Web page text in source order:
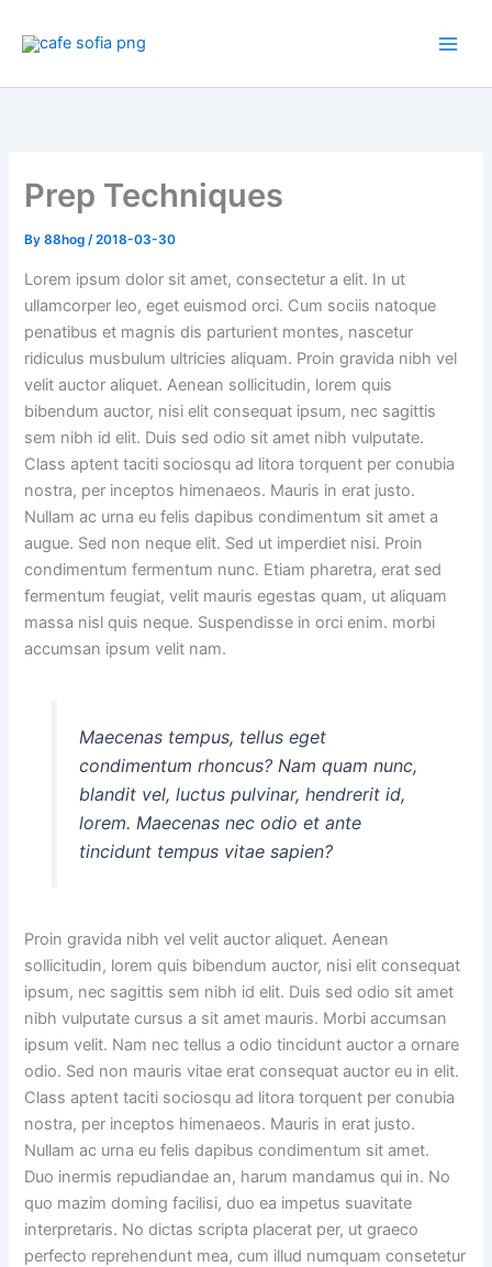
Prep Techniques
By88hog/2018-03-30
Lorem ipsum dolor sit amet, consectetur a elit. In ut
ullamcorper leo, eget euismod orci. Cum sociis natoque
penatibus et magnis dis parturient montes, nascetur
ridiculus musbulum ultricies aliquam. Proin gravida nibh vel
velit auctor aliquet. Aenean sollicitudin, lorem quis
bibendum auctor, nisi elit consequat ipsum, nec sagittis
sem nibh id elit. Duis sed odio sit amet nibh vulputate.
Class aptent taciti sociosqu ad litora torquent per conubia
nostra, per inceptos himenaeos. Mauris in erat justo.
Nullam ac urna eu felis dapibus condimentum sit amet a
augue. Sed non neque elit. Sed ut imperdiet nisi. Proin
condimentum fermentum nunc. Etiam pharetra, erat sed
fermentum feugiat, velit mauris egestas quam, ut aliquam
massa nisl quis neque. Suspendisse in orci enim. morbi
accumsan ipsum velit nam.
Maecenas tempus, tellus eget
condimentum rhoncus? Nam quam nunc,
blandit vel, luctus pulvinar, hendrerit id,
lorem. Maecenas nec odio et ante
tincidunt tempus vitae sapien?
Proin gravida nibh vel velit auctor aliquet. Aenean
sollicitudin, lorem quis bibendum auctor, nisi elit consequat
ipsum, nec sagittis sem nibh id elit. Duis sed odio sit amet
nibh vulputate cursus a sit amet mauris. Morbi accumsan
ipsum velit. Nam nec tellus a odio tincidunt auctor a ornare
odio. Sed non mauris vitae erat consequat auctor eu in elit.
Class aptent taciti sociosqu ad litora torquent per conubia
nostra, per inceptos himenaeos. Mauris in erat justo.
Nullam ac urna eu felis dapibus condimentum sit amet.
Duo inermis repudiandae an, harum mandamus qui in. No
quo mazim doming facilisi, duo ea impetus suavitate
interpretaris. No dictas scripta placerat per, ut graeco
perfecto reprehendunt mea, cum illud numquam consetetur